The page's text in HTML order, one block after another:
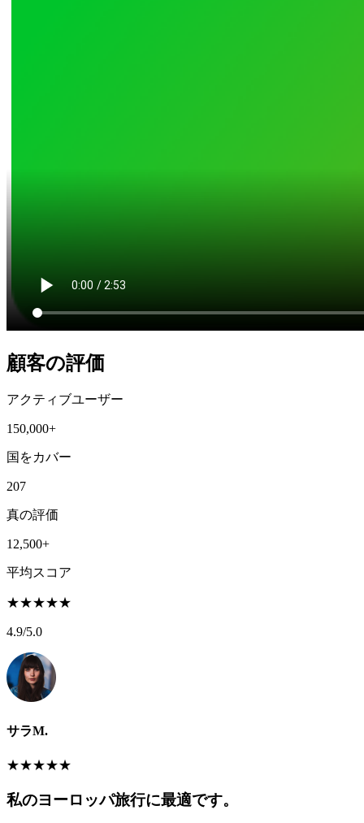
顧客の評価
アクティブユーザー
150,000+
国をカバー
207
真の評価
12,500+
平均スコア
★★★★★
4.9/5.0
サラM.
★★★★★
私のヨーロッパ旅行に最適です。